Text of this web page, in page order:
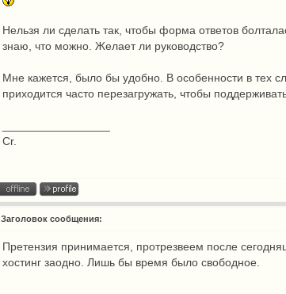
Нельзя ли сделать так, чтобы форма ответов
знаю, что можно. Желает ли руководство?
Мне кажется, было бы удобно. В особенности в тех
приходится часто перезагружать, чтобы
Cr.
Заголовок сообщения:
Претензия принимается, протрезвеем после
хостинг заодно. Лишь бы время было свободное.